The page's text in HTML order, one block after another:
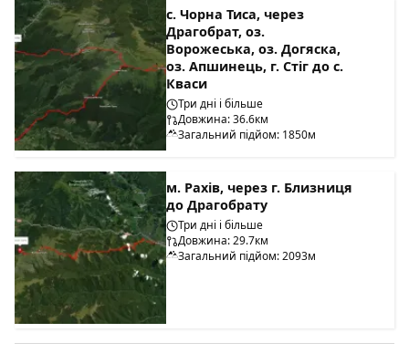
с. Чорна Тиса, через
Драгобрат, оз.
Ворожеська, оз. Догяска,
оз. Апшинець, г. Стіг до с.
Кваси
Три дні і більше
Довжина: 36.6км
Загальний підйом: 1850м
м. Рахів, через г. Близниця
до Драгобрату
Три дні і більше
Довжина: 29.7км
Загальний підйом: 2093м